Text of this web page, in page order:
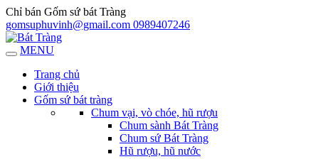
Chỉ bán Gốm sứ bát Tràng
gomsuphuvinh@gmail.com 0989407246
MENU
Trang chủ
Giới thiệu
Gốm sứ bát tràng
Chum vại, vò chóe, hũ rượu
Chum sành Bát Tràng
Chum sứ Bát Tràng
Hũ rượu, hũ nước